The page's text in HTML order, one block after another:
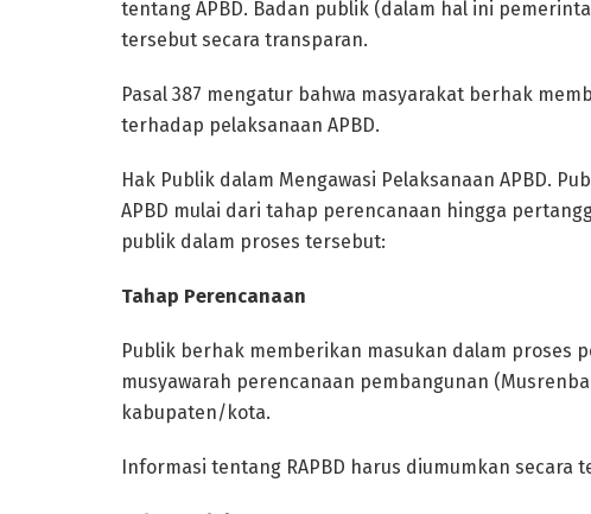
tentang APBD. Badan publik (dalam hal ini
tersebut secara transparan.
Pasal 387 mengatur bahwa masyarakat berhak
terhadap pelaksanaan APBD.
Hak Publik dalam Mengawasi Pelaksanaan APBD.
APBD mulai dari tahap perencanaan hingga
publik dalam proses tersebut:
Tahap Perencanaan
Publik berhak memberikan masukan dalam proses
musyawarah perencanaan pembangunan
kabupaten/kota.
Informasi tentang RAPBD harus diumumkan